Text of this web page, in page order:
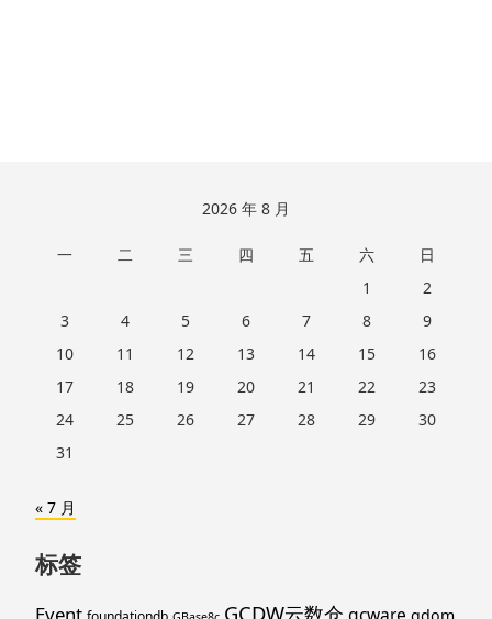
2026 年 8 月
一 二 三 四 五 六
日
1
2
3
4 5 6 7 8
9
10
11 12 13 14 15
16
17
18 19 20 21 22
23
24
25 26 27 28 29
30
31
« 7 月
标签
GCDW云数仓